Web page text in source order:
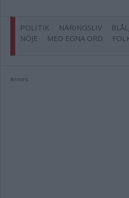
POLITIK NÄRINGSLIV
NÖJE
MED EGNA ORD
Annons: